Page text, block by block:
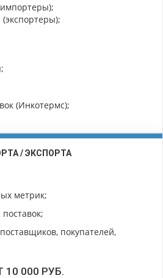
(Инкотермс);
/ ЭКСПОРТА
метрик;
покупателей,
10 000 РУБ.